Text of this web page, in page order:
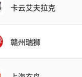
卡云艾夫拉克
赣州瑞狮